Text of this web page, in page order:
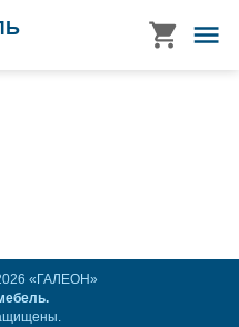
«ГАЛЕОН»